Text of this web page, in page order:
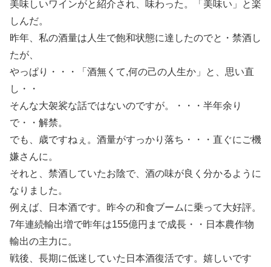
美味しいワインがと紹介され、味わった。「美味い」と楽
しんだ。
昨年、私の酒量は人生で飽和状態に達したのでと・禁酒し
たが、
やっぱり・・・「酒無くて,何の己の人生か」と、思い直
し・・
そんな大袈裟な話ではないのですが。・・・半年余り
で・・解禁。
でも、歳ですねぇ。酒量がすっかり落ち・・・直ぐにご機
嫌さんに。
それと、禁酒していたお陰で、酒の味が良く分かるように
なりました。
例えば、日本酒です。昨今の和食ブームに乗って大好評。
7年連続輸出増で昨年は155億円まで成長・・日本農作物
輸出の主力に。
戦後、長期に低迷していた日本酒復活です。嬉しいです